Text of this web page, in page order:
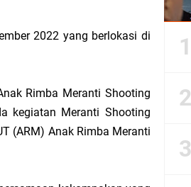
ASN melalui Sinergi dengan BRK Syariah
Penghargaan kepada Kapolda Riau
RI Kawal Pembangunan Kawasan
2022 yang berlokasi di
Rimba Meranti Shooting
kegiatan Meranti Shooting
(ARM) Anak Rimba Meranti